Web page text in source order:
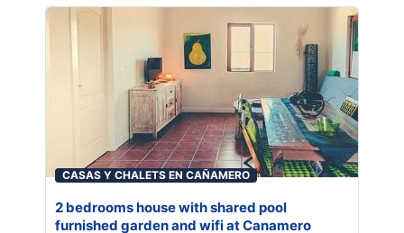
CASAS Y CHALETS EN CAÑAMERO
2 bedrooms house with shared pool
furnished garden and wifi at Canamero